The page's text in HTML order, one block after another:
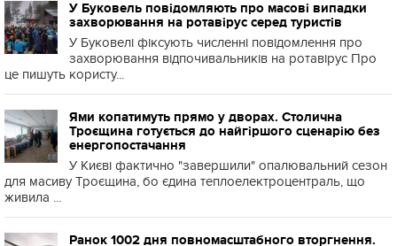
У Буковель повідомляють про масові випадки
захворювання на ротавірус серед туристів
У Буковелі фіксують численні повідомлення про
захворювання відпочивальників на ротавірус Про
це пишуть користу...
Ями копатимуть прямо у дворах. Столична
Троєщина готується до найгіршого сценарію без
енергопостачання
У Києві фактично "завершили" опалювальний сезон
для масиву Троєщина, бо єдина теплоелектроцентраль, що
живила ...
Ранок 1002 дня повномасштабного вторгнення.